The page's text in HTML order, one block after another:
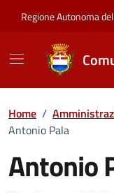
Regione Autonoma
Home /
Antonio Pala
Antonio